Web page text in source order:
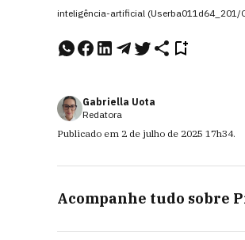
inteligência-artificial (Userba011d64_201/
Gabriella Uota
Redatora
Publicado em 2 de julho de 2025 17h34.
Acompanhe tudo sobre